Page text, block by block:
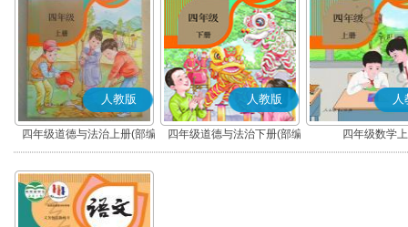
人教版
四年级道德与法治上册(部编
版)
人教版
四年级道德与法治下册(部编
版)
人
四年级数学